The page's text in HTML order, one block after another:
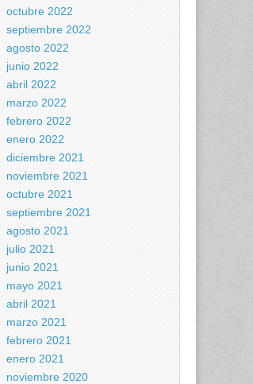
octubre 2022
septiembre 2022
agosto 2022
junio 2022
abril 2022
marzo 2022
febrero 2022
enero 2022
diciembre 2021
noviembre 2021
octubre 2021
septiembre 2021
agosto 2021
julio 2021
junio 2021
mayo 2021
abril 2021
marzo 2021
febrero 2021
enero 2021
noviembre 2020